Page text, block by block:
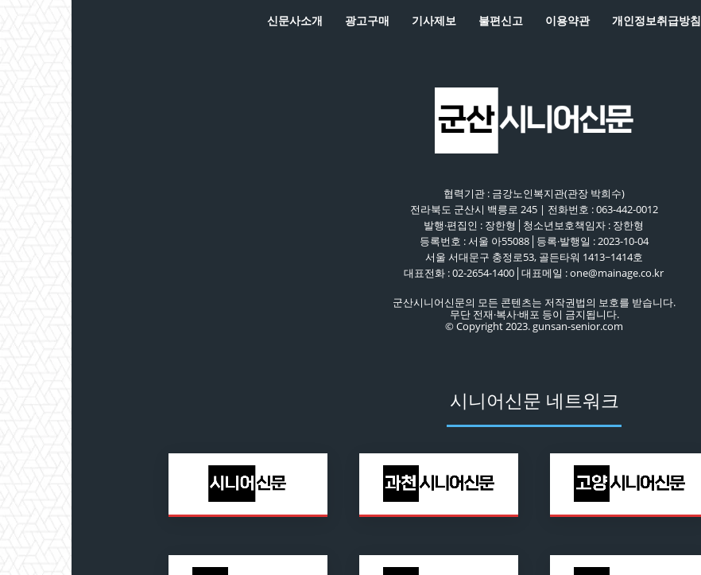
신문사소개 광고구매 기사제보 불편신고 이용약관 개인정보취급방침
협력기관 : 금강노인복지관(관장 박희수)
전라북도 군산시 백릉로 245 | 전화번호 : 063-442-0012
발행·편집인 : 장한형│청소년보호책임자 : 장한형
등록번호 : 서울 아55088│등록·발행일 : 2023-10-04
서울 서대문구 충정로53, 골든타워 1413~1414호
대표전화 : 02-2654-1400│대표메일 : one@mainage.co.kr
군산시니어신문의 모든 콘텐츠는 저작권법의 보호를 받습니다.
무단 전재·복사·배포 등이 금지됩니다.
© Copyright 2023. gunsan-senior.com
시니어신문 네트워크